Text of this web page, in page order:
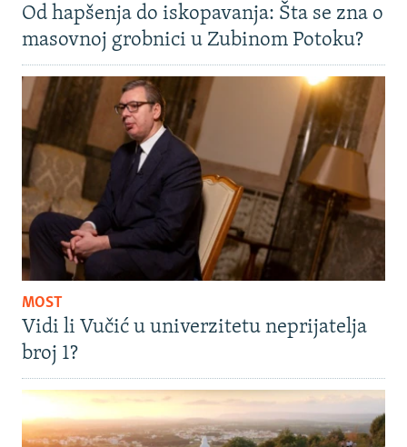
Od hapšenja do iskopavanja: Šta se zna o
masovnoj grobnici u Zubinom Potoku?
MOST
Vidi li Vučić u univerzitetu neprijatelja
broj 1?